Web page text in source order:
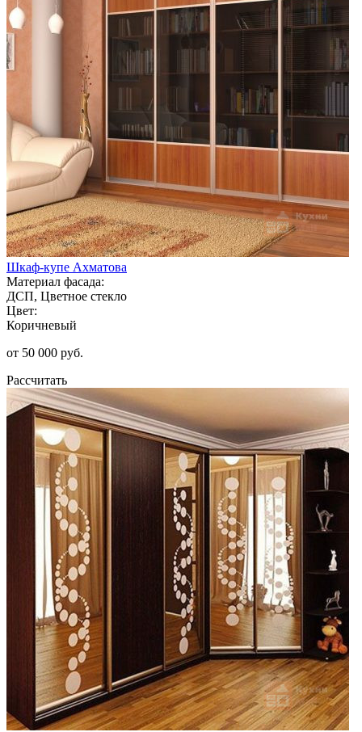
Шкаф-купе Ахматова
Материал фасада:
ДСП, Цветное стекло
Цвет:
Коричневый
от 50 000 руб.
Рассчитать